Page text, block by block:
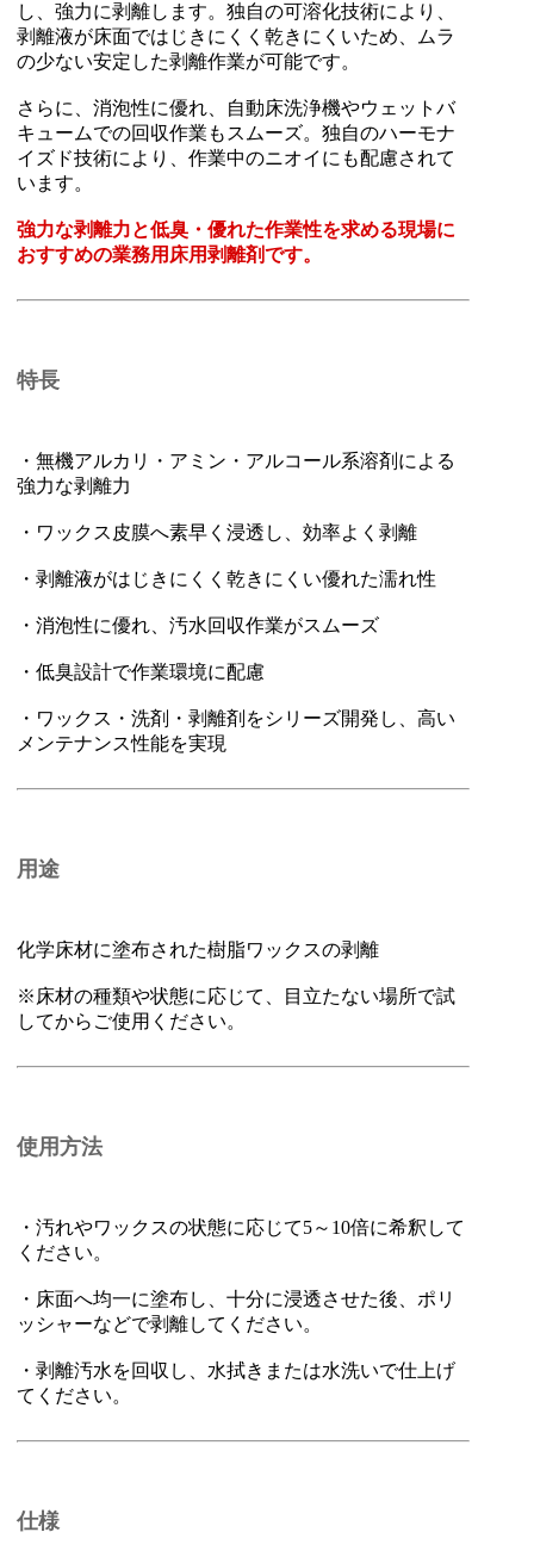
し、強力に剥離します。独自の可溶化技術により、
剥離液が床面ではじきにくく乾きにくいため、ムラ
の少ない安定した剥離作業が可能です。
さらに、消泡性に優れ、自動床洗浄機やウェットバ
キュームでの回収作業もスムーズ。独自のハーモナ
イズド技術により、作業中のニオイにも配慮されて
います。
強力な剥離力と低臭・優れた作業性を求める現場に
おすすめの業務用床用剥離剤です。
特長
・無機アルカリ・アミン・アルコール系溶剤による
強力な剥離力
・ワックス皮膜へ素早く浸透し、効率よく剥離
・剥離液がはじきにくく乾きにくい優れた濡れ性
・消泡性に優れ、汚水回収作業がスムーズ
・低臭設計で作業環境に配慮
・ワックス・洗剤・剥離剤をシリーズ開発し、高い
メンテナンス性能を実現
用途
化学床材に塗布された樹脂ワックスの剥離
※床材の種類や状態に応じて、目立たない場所で試
してからご使用ください。
使用方法
・汚れやワックスの状態に応じて5～10倍に希釈して
ください。
・床面へ均一に塗布し、十分に浸透させた後、ポリ
ッシャーなどで剥離してください。
・剥離汚水を回収し、水拭きまたは水洗いで仕上げ
てください。
仕様